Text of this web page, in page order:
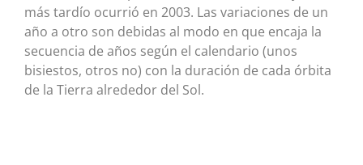
más tardío ocurrió en 2003. Las variaciones de un
año a otro son debidas al modo en que encaja la
secuencia de años según el calendario (unos
bisiestos, otros no) con la duración de cada órbita
de la Tierra alrededor del Sol.